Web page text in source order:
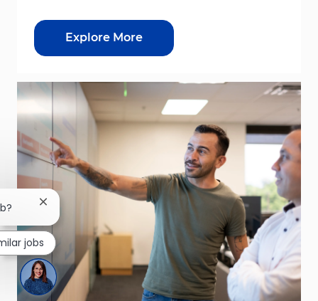
Explore More
Close chatbot notification
jobs